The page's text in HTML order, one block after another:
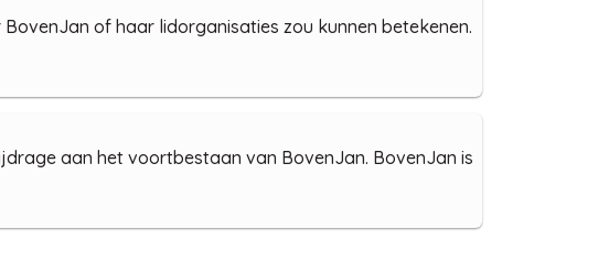
of haar lidorganisaties zou kunnen betekenen.
aan het voortbestaan van BovenJan. BovenJan is